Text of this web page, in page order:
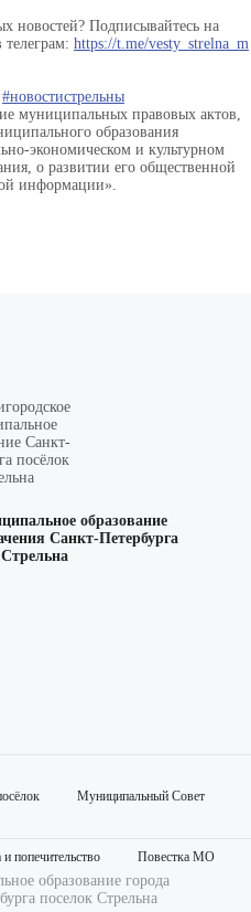
новостей? Подписывайтесь на
https://t.me/vesty_strelna_m
#новостистрельны
муниципальных правовых актов,
образования
экономическом и культурном
о развитии его общественной
информации».
образование
Санкт-Петербурга
Муниципальный Совет
попечительство Повестка МО
образование города
поселок Стрельна